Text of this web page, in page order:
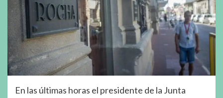
En las últimas horas el presidente de la Junta